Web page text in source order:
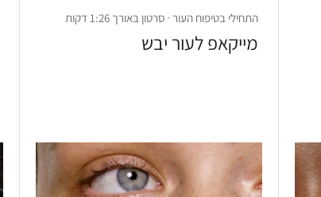
התחילי בטיפוח העור · סרטון באורך 1:26 דקות
מייקאפ לעור יבש